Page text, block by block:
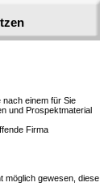
nach einem für Sie
und Prospektmaterial
Firma
möglich gewesen, diese